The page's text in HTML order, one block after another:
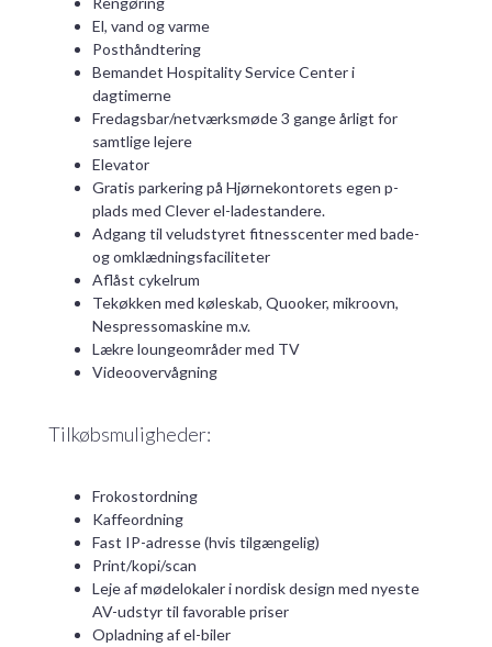
El, vand og varme
Posthåndtering
Bemandet Hospitality Service Center i
dagtimerne
Fredagsbar/netværksmøde 3 gange årligt for
samtlige lejere
Elevator
Gratis parkering på Hjørnekontorets egen p-
plads med Clever el-ladestandere.
Adgang til veludstyret fitnesscenter med bade-
og omklædningsfaciliteter
Aflåst cykelrum
Tekøkken med køleskab, Quooker, mikroovn,
Nespressomaskine m.v.
Lækre loungeområder med TV
Videoovervågning
Tilkøbsmuligheder:
Frokostordning
Kaffeordning
Fast IP-adresse (hvis tilgængelig)
Print/kopi/scan
Leje af mødelokaler i nordisk design med nyeste
AV-udstyr til favorable priser
Opladning af el-biler